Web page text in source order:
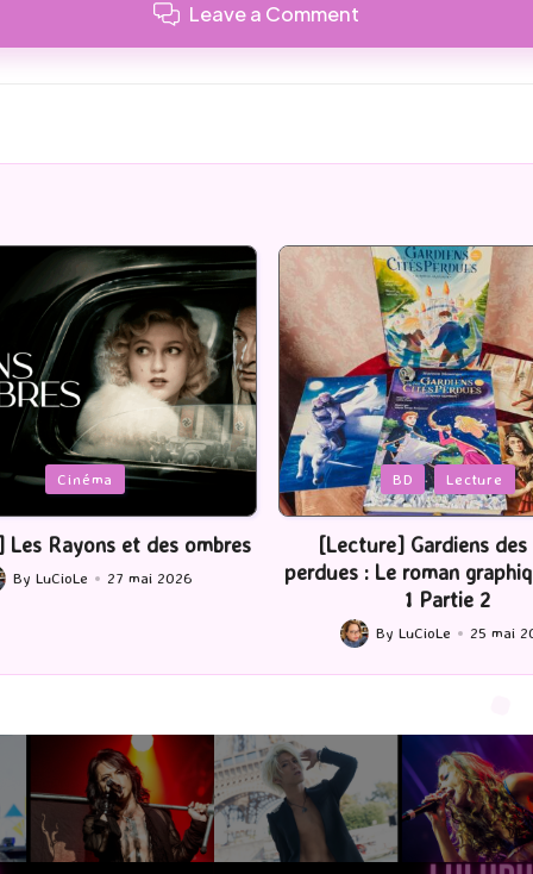
Leave a Comment
BD Lecture
Gardiens des cités
: Le roman graphique Tome
Posted
in
Serie Tv USA
[Série TV] The Madison :
by
By LuCioLe 22 mai